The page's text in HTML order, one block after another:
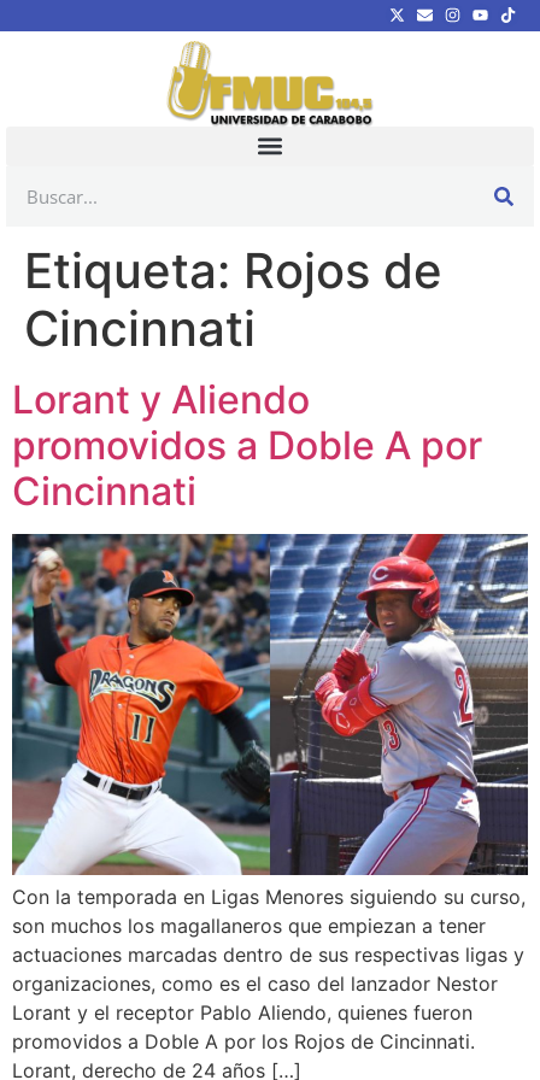
Etiqueta: Rojos de
Cincinnati
Lorant y Aliendo
promovidos a Doble A por
Cincinnati
Con la temporada en Ligas Menores siguiendo su curso,
son muchos los magallaneros que empiezan a tener
actuaciones marcadas dentro de sus respectivas ligas y
organizaciones, como es el caso del lanzador Nestor
Lorant y el receptor Pablo Aliendo, quienes fueron
promovidos a Doble A por los Rojos de Cincinnati.
Lorant, derecho de 24 años […]